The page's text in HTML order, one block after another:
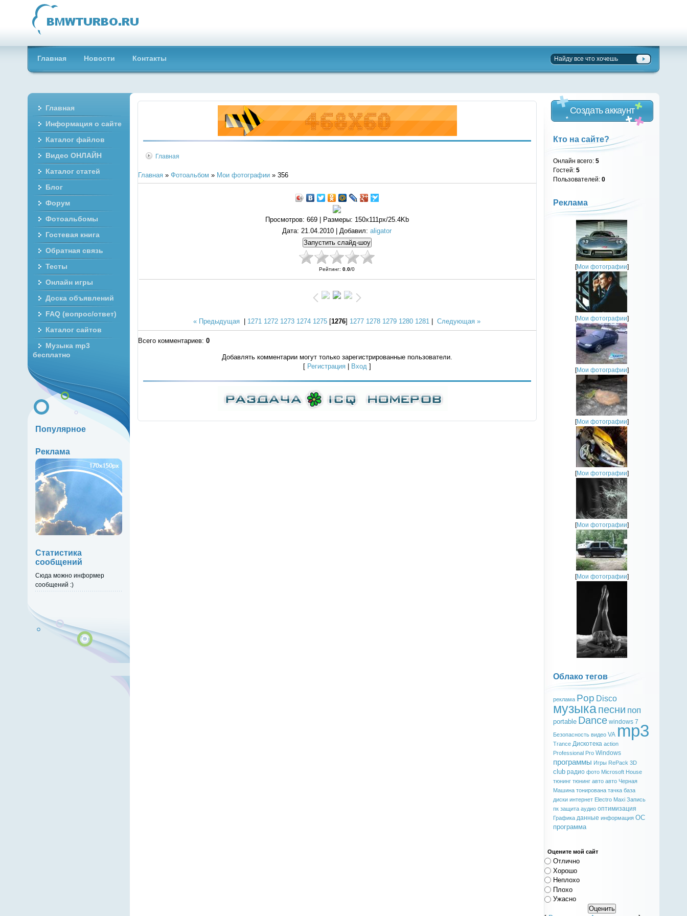
Главная Новости Контакты
Главная
Главная» Фотоальбом » Мои фотографии» 356
Просмотров: 669 | Размеры: 150x111px/25.4Kb
Дата: 21.04.2010 | Добавил:aligator
Рейтинг:0.0/0
« Предыдущая | 1271 1272 1273 1274 1275 [1276] 1277 1278 1279 1280 1281 |Следующая »
Всего комментариев: 0
Добавлять комментарии могут только зарегистрированные пользователи.
[ Регистрация | Вход ]
Создать аккаунт
Кто на сайте?
Онлайн всего:5
Гостей:5
Пользователей:0
Реклама
[Мои фотографии]
[Мои фотографии]
[Мои фотографии]
[Мои фотографии]
[Мои фотографии]
[Мои фотографии]
[Мои фотографии]
Облако тегов
реклама Pop Disco
музыкапесни поп
portable Dance windows 7
Безопасность видео VA mp3
Trance Дискотека action
Professional Pro Windows
программы Игры RePack 3D
club радио фото Microsoft House
тюнинг тюнинг авто авто Черная
Машина тонирована тачка база
диски интернет Electro Maxi Запись
пк защита аудио оптимизация
Графика данные информация ОС
программа
Оцените мой сайт
Отлично
Хорошо
Неплохо
Плохо
Ужасно
Главная
Информация о сайте
Каталог файлов
Видео ОНЛАЙН
Каталог статей
Блог
Форум
Фотоальбомы
Гостевая книга
Обратная связь
Тесты
Онлайн игры
Доска объявлений
FAQ (вопрос/ответ)
Каталог сайтов
Музыка mp3
бесплатно
Популярное
Реклама
Статистика
сообщений
Сюда можно информер
сообщений :)